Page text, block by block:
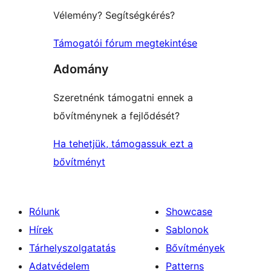
Vélemény? Segítségkérés?
Támogatói fórum megtekintése
Adomány
Szeretnénk támogatni ennek a
bővítménynek a fejlődését?
Ha tehetjük, támogassuk ezt a
bővítményt
Rólunk
Hírek
Tárhelyszolgatatás
Adatvédelem
Showcase
Sablonok
Bővítmények
Patterns